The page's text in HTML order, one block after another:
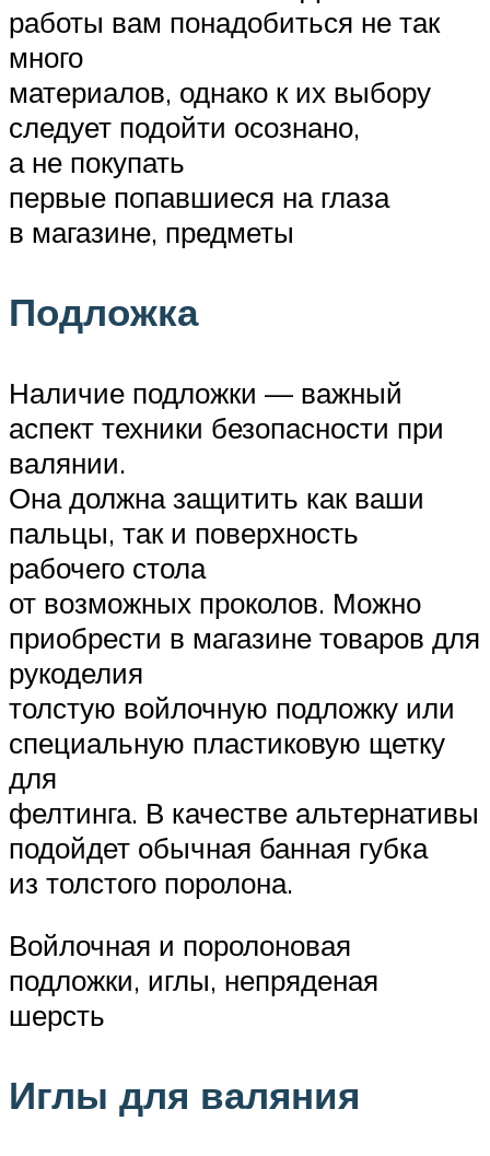
работы вам понадобиться не так
много
материалов, однако к их выбору
следует подойти осознано,
а не покупать
первые попавшиеся на глаза
в магазине, предметы
Подложка
Наличие подложки — важный
аспект техники безопасности при
валянии.
Она должна защитить как ваши
пальцы, так и поверхность
рабочего стола
от возможных проколов. Можно
приобрести в магазине товаров для
рукоделия
толстую войлочную подложку или
специальную пластиковую щетку
для
фелтинга. В качестве альтернативы
подойдет обычная банная губка
из толстого поролона.
Войлочная и поролоновая
подложки, иглы, непряденая
шерсть
Иглы для валяния